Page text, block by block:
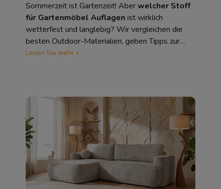
Sommerzeit ist Gartenzeit! Aberwelcher Stoff
für Gartenmöbel Auflagen ist wirklich
wetterfest und langlebig? Wir vergleichen die
besten Outdoor-Materialien, geben Tipps zur
Pflege und verraten, worauf Sie bei einer
Lesen Sie mehr »